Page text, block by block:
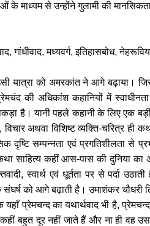
के माध्यम से उन्होंने गुलामी की
गांधीवाद, मध्यवर्ग, इतिहासबोध,
उसी यात्रा को अमरकांत ने आगे
की अधिकांश कहानियों में
है। यानी पहले कहानी के लिए एक
अथवा विशिष्ट व्यक्ति-चरित्र ही
दृष्टि सम्पन्नता एवं प्रगतिशीलता से
साहित्य कहीं आस-पास की दुनिया का
स्वार्थ एवं धूर्तता पर से पर्दा
को आगे बढ़ाती है। उमाशंकर चौधरी
का यथार्थवाद भी है,
बहुत दूर नहीं जाते हैं और ना ही वह